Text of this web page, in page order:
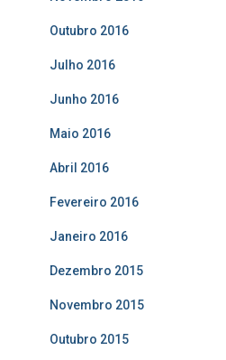
Outubro 2016
Julho 2016
Junho 2016
Maio 2016
Abril 2016
Fevereiro 2016
Janeiro 2016
Dezembro 2015
Novembro 2015
Outubro 2015